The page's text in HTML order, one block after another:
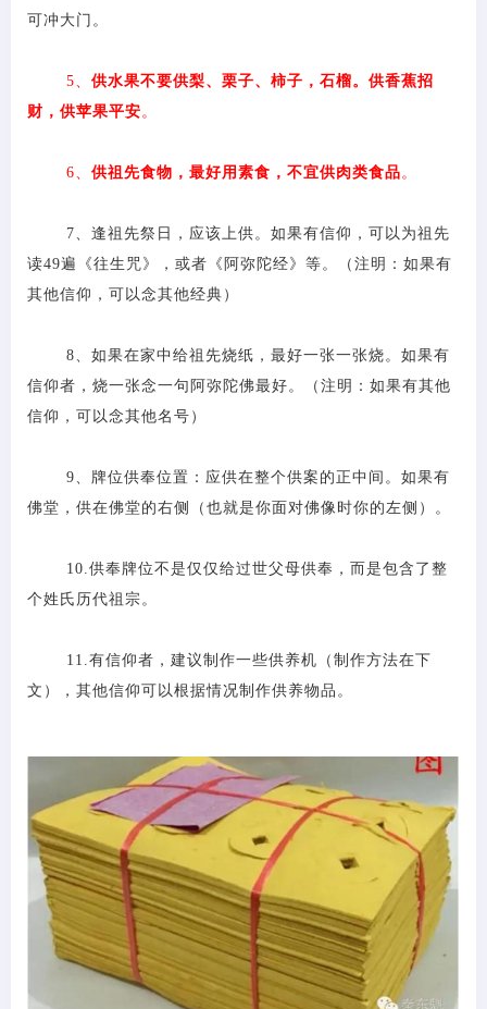
可冲大门。
5、 供水果不要供梨、栗子、柿子，石榴。供香蕉招
财，供苹果平安。
6、 供祖先食物，最好用素食，不宜供肉类食品。
7、逢祖先祭日，应该上供。如果有信仰，可以为祖先
读49遍《往生咒》，或者《阿弥陀经》等。
（注明：如果有
其他信仰，可以念其他经典）
8、如果在家中给祖先烧纸，最好一张一张烧。如果有
信仰者，烧一张念一句阿弥陀佛最好。（注明：如果有其他
信仰，可以念其他名号）
9、牌位供奉位置：应供在整个供案的正中间。如果有
佛堂，供在佛堂的右侧（也就是你面对佛像时你的左侧）。
10.供奉牌位不是仅仅给过世父母供奉，而是包含了整
个姓氏历代祖宗。
11.有信仰者，建议制作一些供养机（制作方法在下
文），其他信仰可以根据情况制作供养物品。